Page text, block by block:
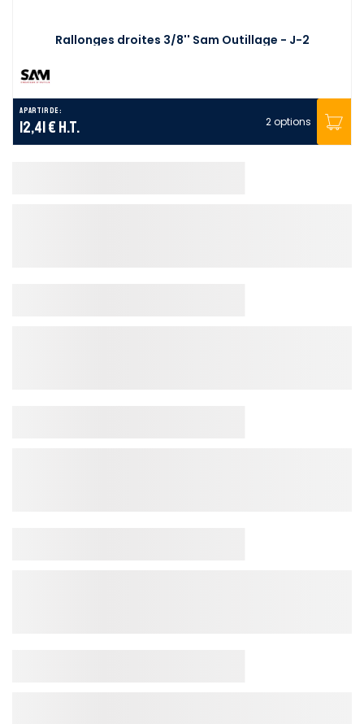
Rallonges droites 3/8'' Sam Outillage - J-2
A partir de :
12,41 € H.T. 2 options